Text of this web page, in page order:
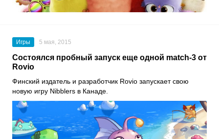
Игры 5 мая, 2015
Состоялся пробный запуск еще одной match-3 от
Rovio
Финский издатель и разработчик Rovio запускает свою
новую игру Nibblers в Канаде.